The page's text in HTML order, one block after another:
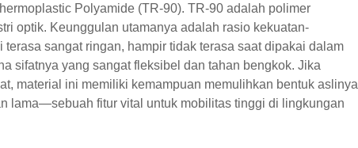
Polyamide (TR-90). TR-90 adalah polimer
optik. Keunggulan utamanya adalah rasio kekuatan-
sangat ringan, hampir tidak terasa saat dipakai dalam
sifatnya yang sangat fleksibel dan tahan bengkok. Jika
material ini memiliki kemampuan memulihkan bentuk aslinya
lama—sebuah fitur vital untuk mobilitas tinggi di lingkungan